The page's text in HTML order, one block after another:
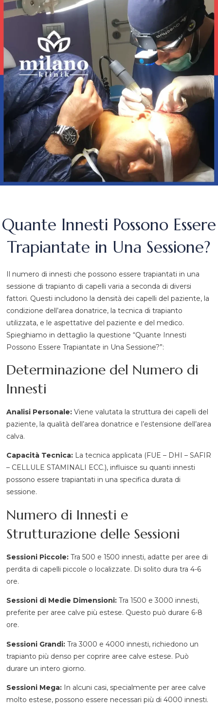
Quante Innesti Possono Essere
Trapiantate in Una Sessione?
Il numero di innesti che possono essere trapiantati in una
sessione di trapianto di capelli varia a seconda di diversi
fattori. Questi includono la densità dei capelli del paziente, la
condizione dell’area donatrice, la tecnica di trapianto
utilizzata, e le aspettative del paziente e del medico.
Spieghiamo in dettaglio la questione “Quante Innesti
Possono Essere Trapiantate in Una Sessione?”:
Determinazione del Numero di
Innesti
Analisi Personale: Viene valutata la struttura dei capelli del
paziente, la qualità dell’area donatrice e l’estensione dell’area
calva.
Capacità Tecnica: La tecnica applicata (FUE – DHI – SAFIR
– CELLULE STAMINALI ECC.), influisce su quanti innesti
possono essere trapiantati in una specifica durata di
sessione.
Numero di Innesti e
Strutturazione delle Sessioni
Sessioni Piccole:Tra 500 e 1500 innesti, adatte per aree di
perdita di capelli piccole o localizzate. Di solito dura tra 4-6
ore.
Sessioni di Medie Dimensioni: Tra 1500 e 3000 innesti,
preferite per aree calve più estese. Questo può durare 6-8
ore.
Sessioni Grandi: Tra 3000 e 4000 innesti, richiedono un
trapianto più denso per coprire aree calve estese. Può
durare un intero giorno.
Sessioni Mega: In alcuni casi, specialmente per aree calve
molto estese, possono essere necessari più di 4000 innesti.